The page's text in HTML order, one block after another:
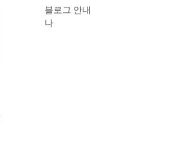
블로그 안내
나